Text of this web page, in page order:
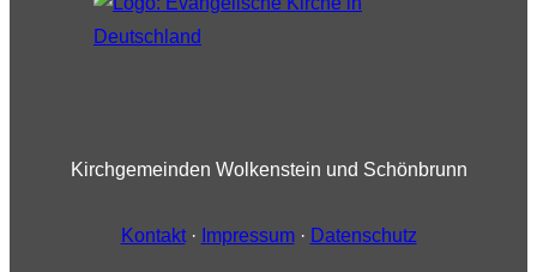
Kirchgemeinden Wolkenstein und Schönbrunn
Kontakt· Impressum· Datenschutz